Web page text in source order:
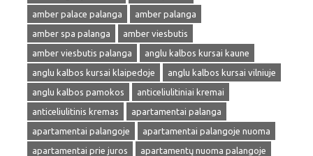
amber palace palanga
amber palanga
amber spa palanga
amber viesbutis
amber viesbutis palanga
anglu kalbos kursai kaune
anglu kalbos kursai klaipedoje
anglu kalbos kursai vilniuje
anglu kalbos pamokos
anticeliulitiniai kremai
anticeliulitinis kremas
apartamentai palanga
apartamentai palangoje
apartamentai palangoje nuoma
apartamentai prie juros
apartamentų nuoma palangoje